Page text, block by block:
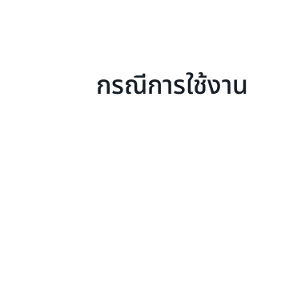
กรณีการใช้งาน